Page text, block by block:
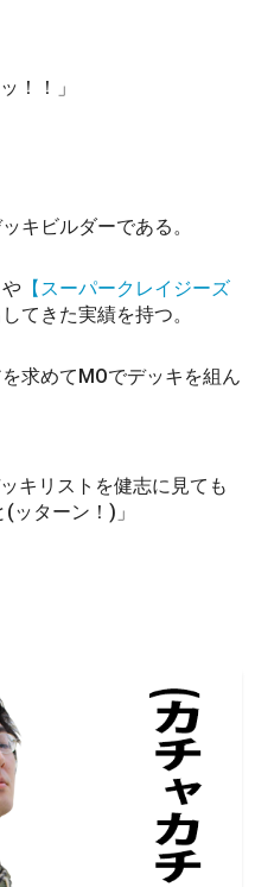
！！」
キビルダーである。
や 【スーパークレイジーズ
てきた実績を持つ。
求めてMOでデッキを組ん
キリストを健志に見ても
ッターン！)」